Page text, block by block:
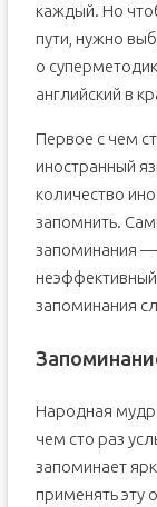
каждый. Но
пути, нужно
о
английский в
Первое с чем
иностранный
количество
запомнить.
запоминания —
запоминания
Народная
чем сто раз
запоминает
применять эту